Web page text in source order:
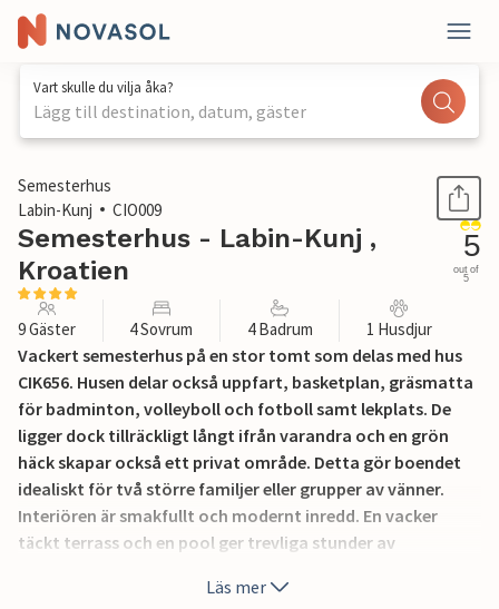
Vart skulle du vilja åka?
Lägg till destination, datum, gäster
1 / 40
Semesterhus
Labin-Kunj
CIO009
Semesterhus - Labin-Kunj ,
Kroatien
5
out of
5
9 Gäster 4 Sovrum 4 Badrum 1 Husdjur
Vackert semesterhus på en stor tomt som delas med hus
CIK656. Husen delar också uppfart, basketplan, gräsmatta
för badminton, volleyboll och fotboll samt lekplats. De
ligger dock tillräckligt långt ifrån varandra och en grön
häck skapar också ett privat område. Detta gör boendet
idealiskt för två större familjer eller grupper av vänner.
Interiören är smakfullt och modernt inredd. En vacker
täckt terrass och en pool ger trevliga stunder av
badrum, en bastu och en liten terrass med separat ingång.
Läs mer